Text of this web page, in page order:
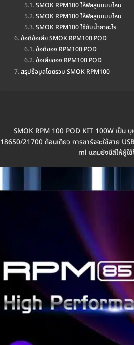
SMOK RPM100 ให้ฟิลสูบแบบไหน
SMOK RPM100 ให้ฟิลสูบแบบไหน
SMOK RPM100 ใช้กับน้ำยาอะไร
ข้อดีข้อเสีย SMOK RPM100 POD
ข้อดีของ RPM100 POD
ข้อเสียของ RPM100 POD
สรุปข้อมูลโดยรวม SMOK RPM100
SMOK RPM 100 POD KIT 100W เป็น
18650/21700 ก้อนเดียว การชาร์จจะใช้สาย
ml แถมยังมีสีให้ผู้